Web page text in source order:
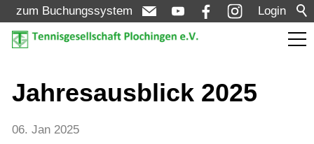
Login
zum Buchungssystem
Aktuelles
Jahresausblick 2025
06. Jan 2025